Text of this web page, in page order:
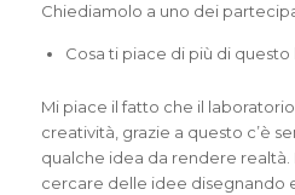
Chiediamolo a uno dei
Cosa ti piace di più di
Mi piace il fatto che il
creatività, grazie a questo c’è
qualche idea da rendere realtà.
cercare delle idee disegnando